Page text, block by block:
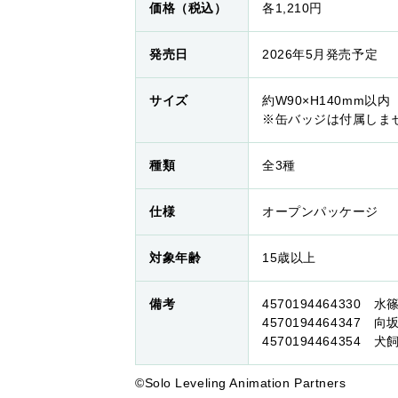
価格（税込） 各1,210円
発売日 2026年5月発売予定
サイズ
約W90×H140mm以内
※缶バッジは付属しま
種類 全3種
仕様 オープンパッケージ
対象年齢 15歳以上
備考
4570194464330 水
4570194464347 向
4570194464354 犬
©Solo Leveling Animation Partners